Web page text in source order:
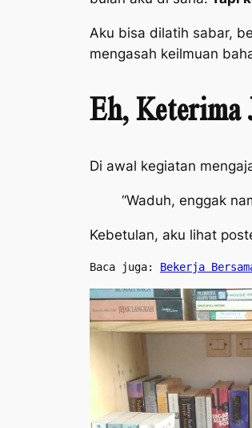
Aku bisa dilatih sabar,
mengasah keilmuan
Eh, Keterima
Di awal kegiatan
“Waduh, enggak
Kebetulan, aku lihat
Baca juga: Bekerja